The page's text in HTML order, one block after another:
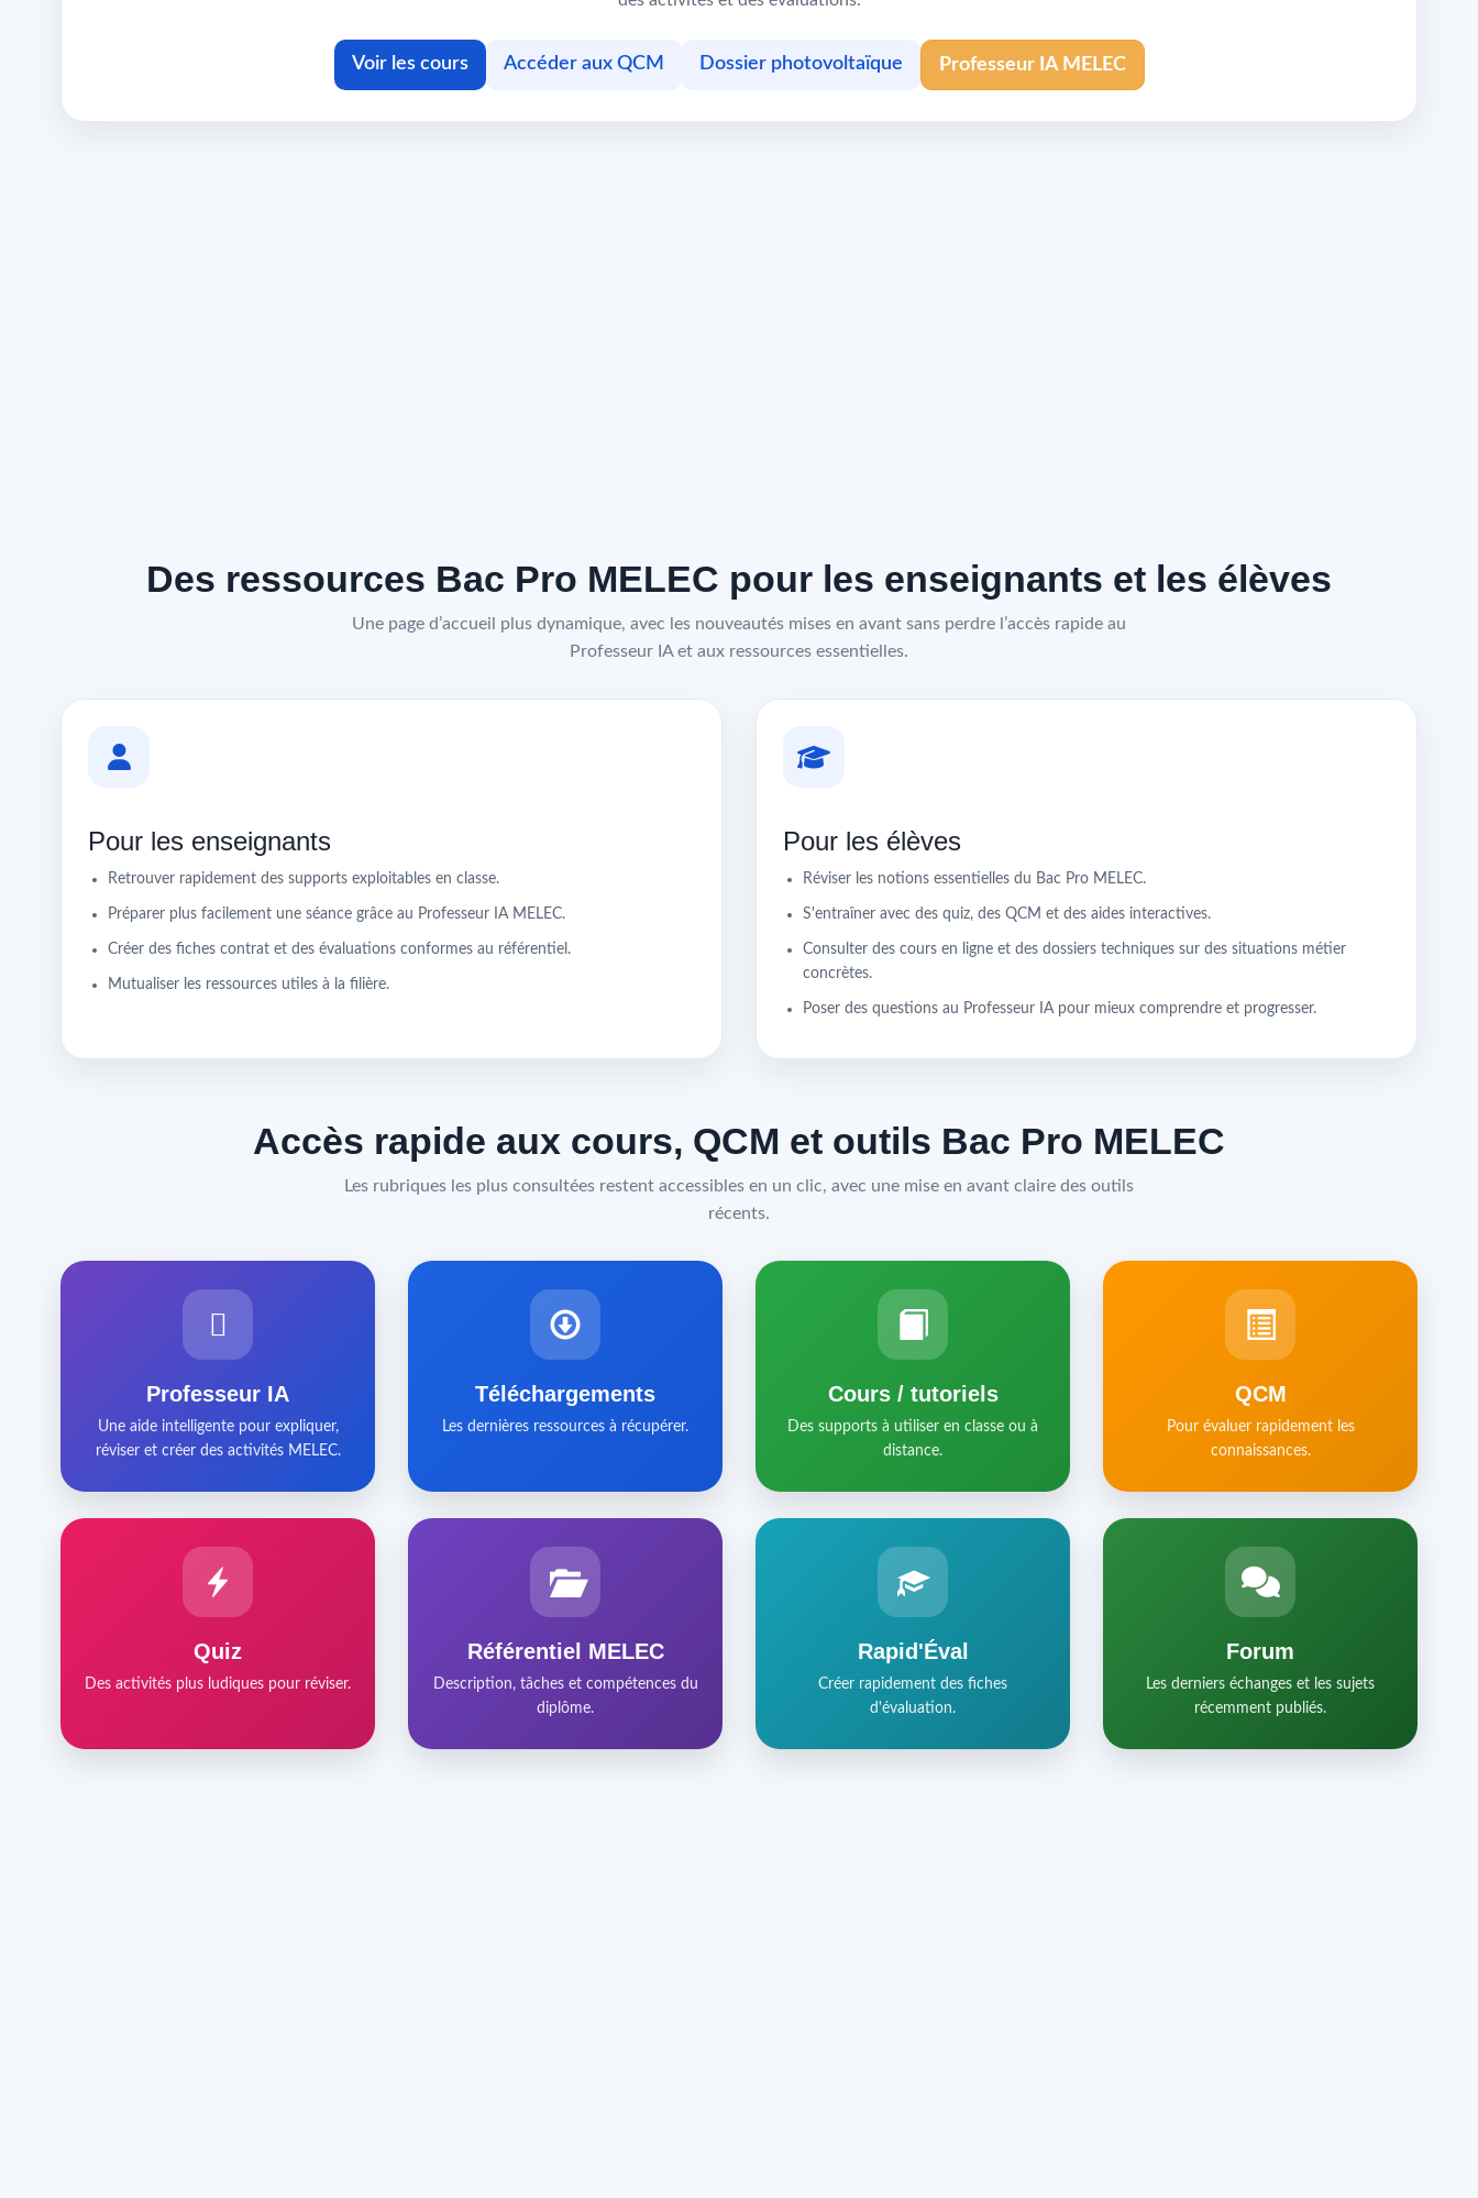
Voir les cours Accéder aux QCM Dossier photovoltaïque Professeur IA MELEC
Des ressources Bac Pro MELEC pour les enseignants et les élèves
Une page d’accueil plus dynamique, avec les nouveautés mises en avant sans perdre l’accès rapide au
Professeur IA et aux ressources essentielles.
Pour les enseignants
Retrouver rapidement des supports exploitables en classe.
Préparer plus facilement une séance grâce au Professeur IA MELEC.
Créer des fiches contrat et des évaluations conformes au référentiel.
Mutualiser les ressources utiles à la filière.
Pour les élèves
Réviser les notions essentielles du Bac Pro MELEC.
S'entraîner avec des quiz, des QCM et des aides interactives.
Consulter des cours en ligne et des dossiers techniques sur des situations métier
concrètes.
Poser des questions au Professeur IA pour mieux comprendre et progresser.
Accès rapide aux cours, QCM et outils Bac Pro MELEC
Les rubriques les plus consultées restent accessibles en un clic, avec une mise en avant claire des outils
récents.
Professeur IA
Une aide intelligente pour expliquer,
réviser et créer des activités MELEC.
Téléchargements
Les dernières ressources à récupérer.
Cours / tutoriels
Des supports à utiliser en classe ou à
distance.
QCM
Pour évaluer rapidement les
connaissances.
Quiz
Des activités plus ludiques pour réviser.
Référentiel MELEC
Description, tâches et compétences du
diplôme.
Rapid'Éval
Créer rapidement des fiches
d'évaluation.
Forum
Les derniers échanges et les sujets
récemment publiés.